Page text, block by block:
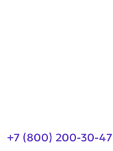
+7 (800) 200-30-47